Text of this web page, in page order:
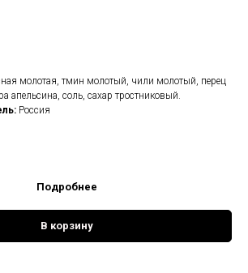
молотая, тмин молотый, чили молотый, перец
апельсина, соль, сахар тростниковый.
Россия
Подробнее
В корзину